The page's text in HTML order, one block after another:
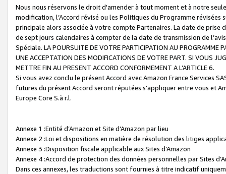
Nous nous réservons le droit d'amender à tout moment et à notre
modification, l’Accord révisé ou les Politiques du Programme
principale alors associée à votre compte Partenaires. La date de
de sept jours calendaires à compter de la date de transmission de
Spéciale. LA POURSUITE DE VOTRE PARTICIPATION AU PROGRAMME
UNE ACCEPTATION DES MODIFICATIONS DE VOTRE PART. SI VOUS
METTRE FIN AU PRESENT ACCORD CONFORMEMENT A L’ARTICLE 6.
Si vous avez conclu le présent Accord avec Amazon France Services
futures du présent Accord seront réputées s’appliquer entre vous et
Europe Core S.à r.l.
Annexe 1 :Entité d’Amazon et Site d’Amazon par lieu
Annexe 2 :Loi et dispositions en matière de résolution des litiges
Annexe 3 :Disposition fiscale applicable aux Sites d’Amazon
Annexe 4 :Accord de protection des données personnelles par Sites
Dans ces annexes, les traductions sont fournies à titre indicatif